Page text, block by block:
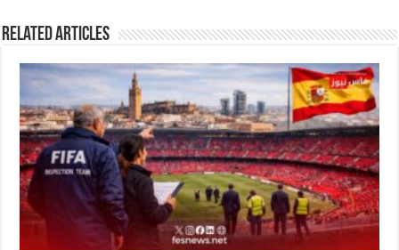
Related Articles